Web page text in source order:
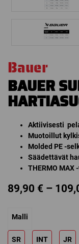
Bauer
BAUER
Aktiivisesti
Muotoillut
Molded PE -
Säädettävät
THERMO MAX
89,90 € –
Malli
SR INT JR